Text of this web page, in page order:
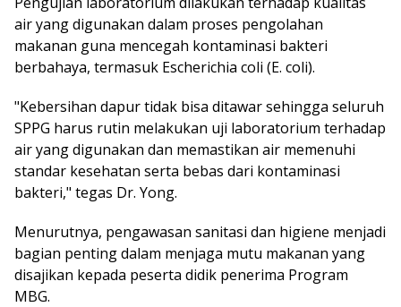
air yang digunakan dalam proses pengolahan
makanan guna mencegah kontaminasi bakteri
berbahaya, termasuk Escherichia coli (E. coli).
"Kebersihan dapur tidak bisa ditawar sehingga seluruh
SPPG harus rutin melakukan uji laboratorium terhadap
air yang digunakan dan memastikan air memenuhi
standar kesehatan serta bebas dari kontaminasi
bakteri," tegas Dr. Yong.
Menurutnya, pengawasan sanitasi dan higiene menjadi
bagian penting dalam menjaga mutu makanan yang
disajikan kepada peserta didik penerima Program
MBG.